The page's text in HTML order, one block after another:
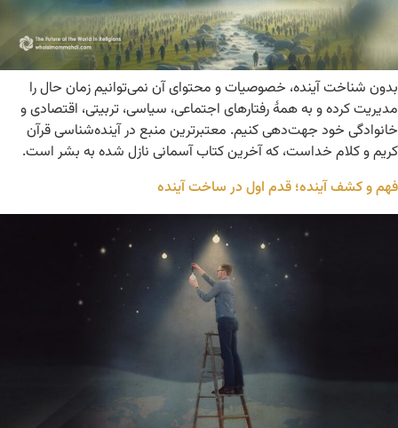
بدون شناخت آینده، خصوصیات و محتوای آن نمی‌توانیم زمان حال را
مدیریت کرده و به همۀ رفتارهای اجتماعی، سیاسی، تربیتی، اقتصادی و
خانوادگی خود جهت‌دهی کنیم. معتبرترین منبع در آینده‌شناسی قرآن
کریم و کلام خداست، که آخرین کتاب آسمانی نازل شده به بشر است.
فهم و کشف آینده؛ قدم اول در ساخت آینده